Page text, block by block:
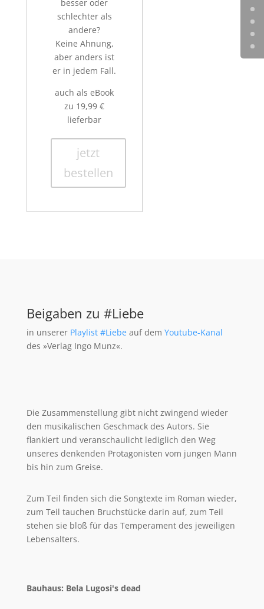
besser oder
schlechter als
andere?
Keine Ahnung,
aber anders ist
er in jedem Fall.
auch als eBook
zu 19,99 €
lieferbar
jetzt
bestellen
Beigaben zu #Liebe
in unserer Playlist #Liebeauf dem Youtube-Kanal
des »Verlag Ingo Munz«.
Die Zusammenstellung gibt nicht zwingend wieder
den musikalischen Geschmack des Autors. Sie
flankiert und veranschaulicht lediglich den Weg
unseres denkenden Protagonisten vom jungen Mann
bis hin zum Greise.
Zum Teil finden sich die Songtexte im Roman wieder,
zum Teil tauchen Bruchstücke darin auf, zum Teil
stehen sie bloß für das Temperament des jeweiligen
Lebensalters.
Bauhaus: Bela Lugosi's dead